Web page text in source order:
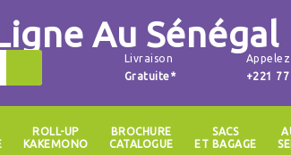
Livraison
Gratuite*
+221
ROLL-UP
KAKEMONO
BROCHURE
CATALOGUE
SACS
ET BAGAGE